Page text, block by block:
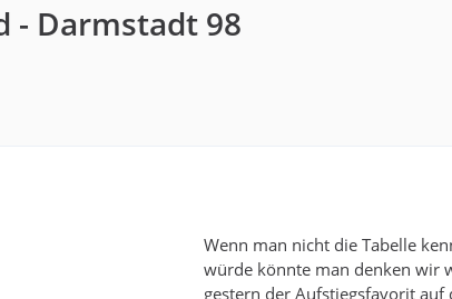
- Darmstadt 98
Wenn man nicht die Tabelle
würde könnte man denken wir
gestern der Aufstiegsfavorit auf